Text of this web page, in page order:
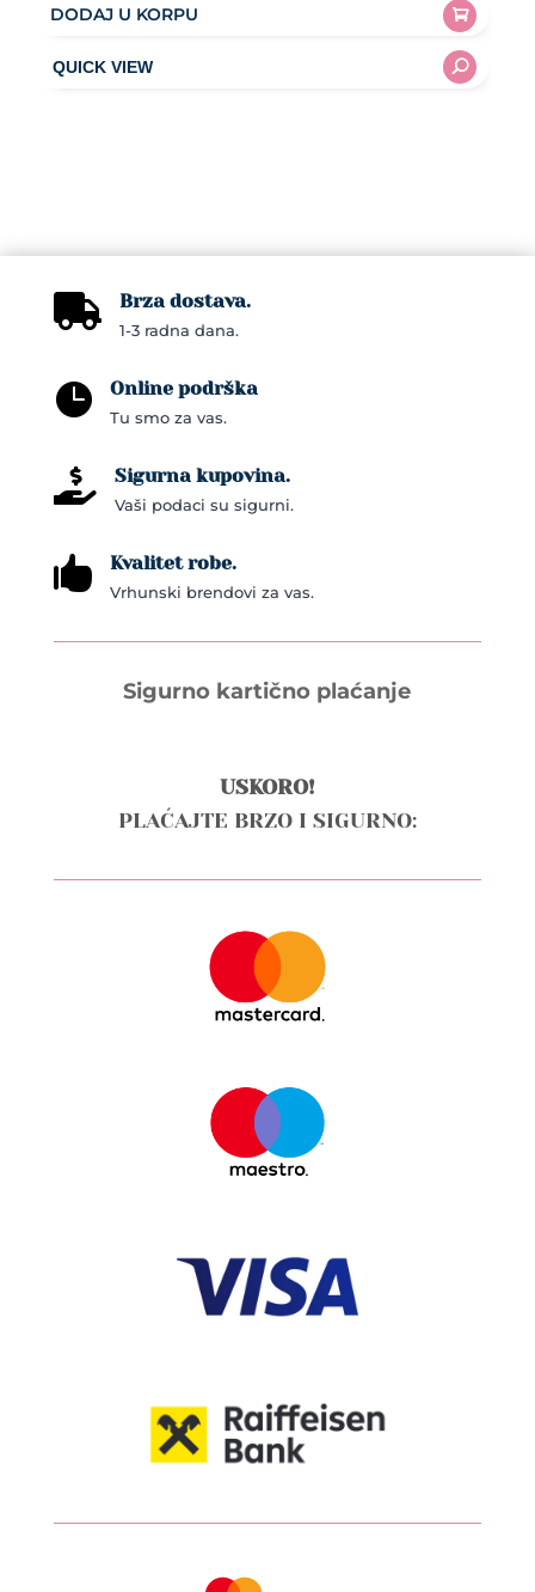
DODAJ U KORPU
 Brza dostava.
1-3 radna dana.
 Online podrška
Tu smo za vas.
 Sigurna kupovina.
Vaši podaci su sigurni.
 Kvalitet robe.
Vrhunski brendovi za vas.
Sigurno kartično plaćanje
USKORO!
PLAĆAJTE BRZO I SIGURNO: